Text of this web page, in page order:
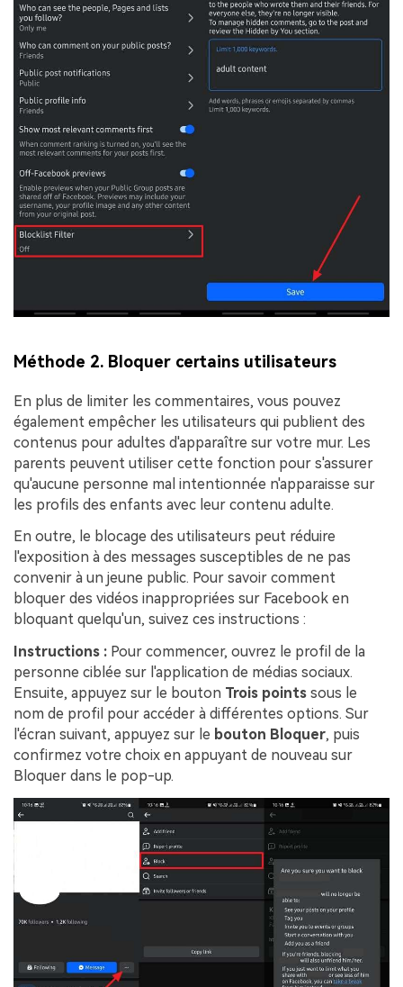
Méthode 2. Bloquer certains utilisateurs
En plus de limiter les commentaires, vous pouvez
également empêcher les utilisateurs qui publient des
contenus pour adultes d'apparaître sur votre mur. Les
parents peuvent utiliser cette fonction pour s'assurer
qu'aucune personne mal intentionnée n'apparaisse sur
les profils des enfants avec leur contenu adulte.
En outre, le blocage des utilisateurs peut réduire
l'exposition à des messages susceptibles de ne pas
convenir à un jeune public. Pour savoir comment
bloquer des vidéos inappropriées sur Facebook en
bloquant quelqu'un, suivez ces instructions :
Instructions : Pour commencer, ouvrez le profil de la
personne ciblée sur l'application de médias sociaux.
Ensuite, appuyez sur le bouton Trois points sous le
nom de profil pour accéder à différentes options. Sur
l'écran suivant, appuyez sur le bouton Bloquer, puis
confirmez votre choix en appuyant de nouveau sur
Bloquer dans le pop-up.